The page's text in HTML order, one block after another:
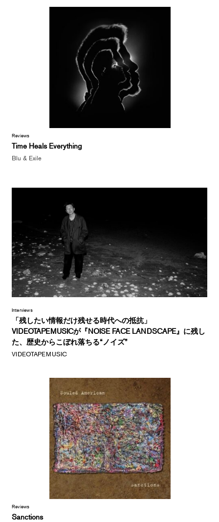
Reviews
Time Heals Everything
Blu & Exile
Interviews
「残したい情報だけ残せる時代への抵抗」
VIDEOTAPEMUSICが『NOISE FACE LANDSCAPE』に残し
た、歴史からこぼれ落ちる“ノイズ”
VIDEOTAPEMUSIC
Reviews
Sanctions